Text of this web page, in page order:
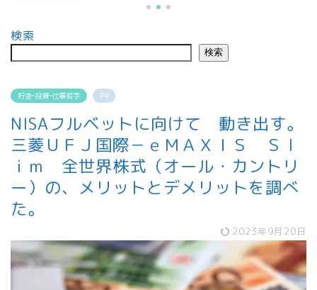
検索
検索
貯金•投資•仕事哲学 PR
NISAフルベットに向けて 動き出す。
三菱ＵＦＪ国際－ｅＭＡＸＩＳ Ｓｌ
ｉｍ 全世界株式（オール・カントリ
ー）の、メリットとデメリットを調べ
た。
2023年9月20日